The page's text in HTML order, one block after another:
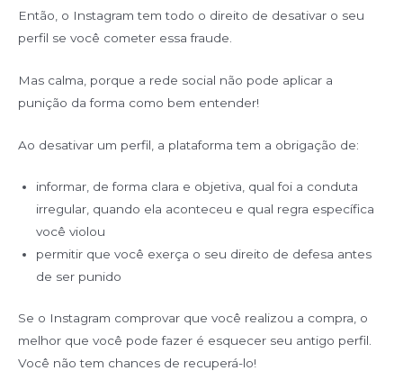
Então, o Instagram tem todo o direito de desativar o seu
perfil se você cometer essa fraude.
Mas calma, porque a rede social não pode aplicar a
punição da forma como bem entender!
Ao desativar um perfil, a plataforma tem a obrigação de:
informar, de forma clara e objetiva, qual foi a conduta
irregular, quando ela aconteceu e qual regra específica
você violou
permitir que você exerça o seu direito de defesa antes
de ser punido
Se o Instagram comprovar que você realizou a compra, o
melhor que você pode fazer é esquecer seu antigo perfil.
Você não tem chances de recuperá-lo!